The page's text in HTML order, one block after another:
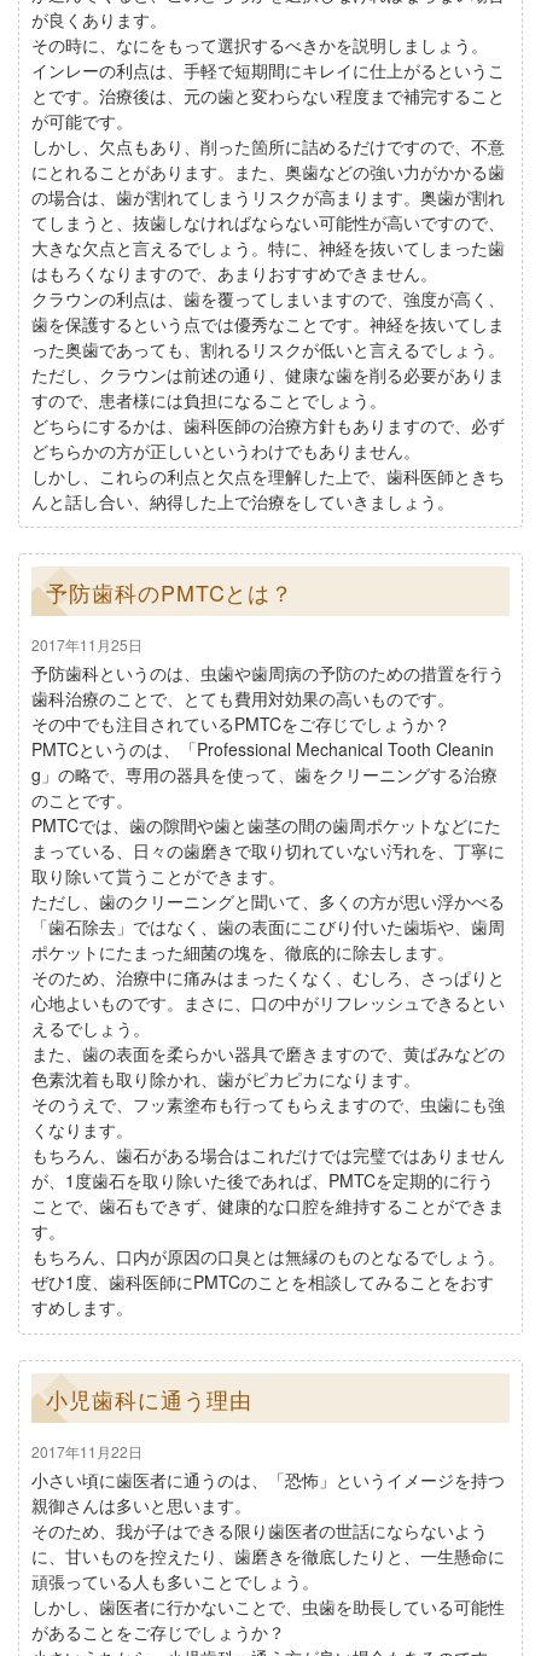
が良くあります。
その時に、なにをもって選択するべきかを説明しましょう。
インレーの利点は、手軽で短期間にキレイに仕上がるというこ
とです。治療後は、元の歯と変わらない程度まで補完すること
が可能です。
しかし、欠点もあり、削った箇所に詰めるだけですので、不意
にとれることがあります。また、奥歯などの強い力がかかる歯
の場合は、歯が割れてしまうリスクが高まります。奥歯が割れ
てしまうと、抜歯しなければならない可能性が高いですので、
大きな欠点と言えるでしょう。特に、神経を抜いてしまった歯
はもろくなりますので、あまりおすすめできません。
クラウンの利点は、歯を覆ってしまいますので、強度が高く、
歯を保護するという点では優秀なことです。神経を抜いてしま
った奥歯であっても、割れるリスクが低いと言えるでしょう。
ただし、クラウンは前述の通り、健康な歯を削る必要がありま
すので、患者様には負担になることでしょう。
どちらにするかは、歯科医師の治療方針もありますので、必ず
どちらかの方が正しいというわけでもありません。
しかし、これらの利点と欠点を理解した上で、歯科医師ときち
んと話し合い、納得した上で治療をしていきましょう。
予防歯科のPMTCとは？
2017年11月25日
予防歯科というのは、虫歯や歯周病の予防のための措置を行う
歯科治療のことで、とても費用対効果の高いものです。
その中でも注目されているPMTCをご存じでしょうか？
PMTCというのは、「Professional Mechanical Tooth Cleanin
g」の略で、専用の器具を使って、歯をクリーニングする治療
のことです。
PMTCでは、歯の隙間や歯と歯茎の間の歯周ポケットなどにた
まっている、日々の歯磨きで取り切れていない汚れを、丁寧に
取り除いて貰うことができます。
ただし、歯のクリーニングと聞いて、多くの方が思い浮かべる
「歯石除去」ではなく、歯の表面にこびり付いた歯垢や、歯周
ポケットにたまった細菌の塊を、徹底的に除去します。
そのため、治療中に痛みはまったくなく、むしろ、さっぱりと
心地よいものです。まさに、口の中がリフレッシュできるとい
えるでしょう。
また、歯の表面を柔らかい器具で磨きますので、黄ばみなどの
色素沈着も取り除かれ、歯がピカピカになります。
そのうえで、フッ素塗布も行ってもらえますので、虫歯にも強
くなります。
もちろん、歯石がある場合はこれだけでは完璧ではありません
が、1度歯石を取り除いた後であれば、PMTCを定期的に行う
ことで、歯石もできず、健康的な口腔を維持することができま
す。
もちろん、口内が原因の口臭とは無縁のものとなるでしょう。
ぜひ1度、歯科医師にPMTCのことを相談してみることをおす
すめします。
小児歯科に通う理由
2017年11月22日
小さい頃に歯医者に通うのは、「恐怖」というイメージを持つ
親御さんは多いと思います。
そのため、我が子はできる限り歯医者の世話にならないよう
に、甘いものを控えたり、歯磨きを徹底したりと、一生懸命に
頑張っている人も多いことでしょう。
しかし、歯医者に行かないことで、虫歯を助長している可能性
があることをご存じでしょうか？